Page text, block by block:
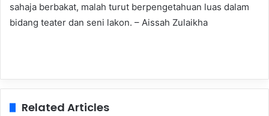
sahaja berbakat, malah turut berpengetahuan luas dalam
bidang teater dan seni lakon. – Aissah Zulaikha
Related Articles